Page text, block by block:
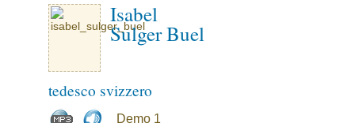
Isabel
Sulger Buel
tedesco svizzero
Demo 1